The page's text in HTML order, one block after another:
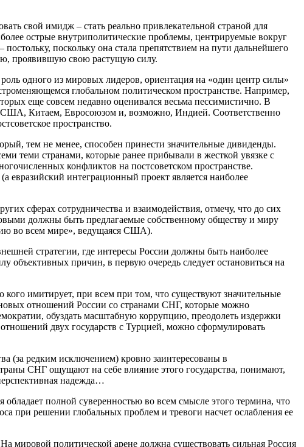
свой имидж – стать реально привлекательной страной для
острые внутриполитические проблемы, центрируемые вокруг
поскольку она стала препятствием на пути дальнейшего
проявившую свою растущую силу.
одного из мировых лидеров, ориентация на «один центр силы»
глобальном политическом пространстве. Например,
еще совсем недавно оценивался весьма пессимистично. В
США, Китаем, Евросоюзом и, возможно, Индией. Соответственно
пространство.
тем не менее, способен принести значительные дивиденды.
теми странами, которые ранее прибывали в жесткой увязке с
конфликтов на постсоветском пространстве.
интеграционный проект является наиболее
сферах сотрудничества и взаимодействия, отмечу, что до сих
должны быть предлагаемые собственному обществу и миру
во всем мире», ведущаяся США).
стратегии, где интересы России должны быть наиболее
объективных причин, в первую очередь следует остановиться на
имитирует, при всем при том, что существуют значительные
новых отношений России со странами СНГ, которые можно
обуздать масштабную коррупцию, преодолеть издержки
двух государств с Турцией, можно сформулировать
(за редким исключением) кровно заинтересованы в
СНГ ощущают на себе влияние этого государства, понимают,
надежда…
полной суверенностью во всем смысле этого термина, что
при решении глобальных проблем и тревоги насчет ослабления ее
политической арене должна существовать сильная Россия